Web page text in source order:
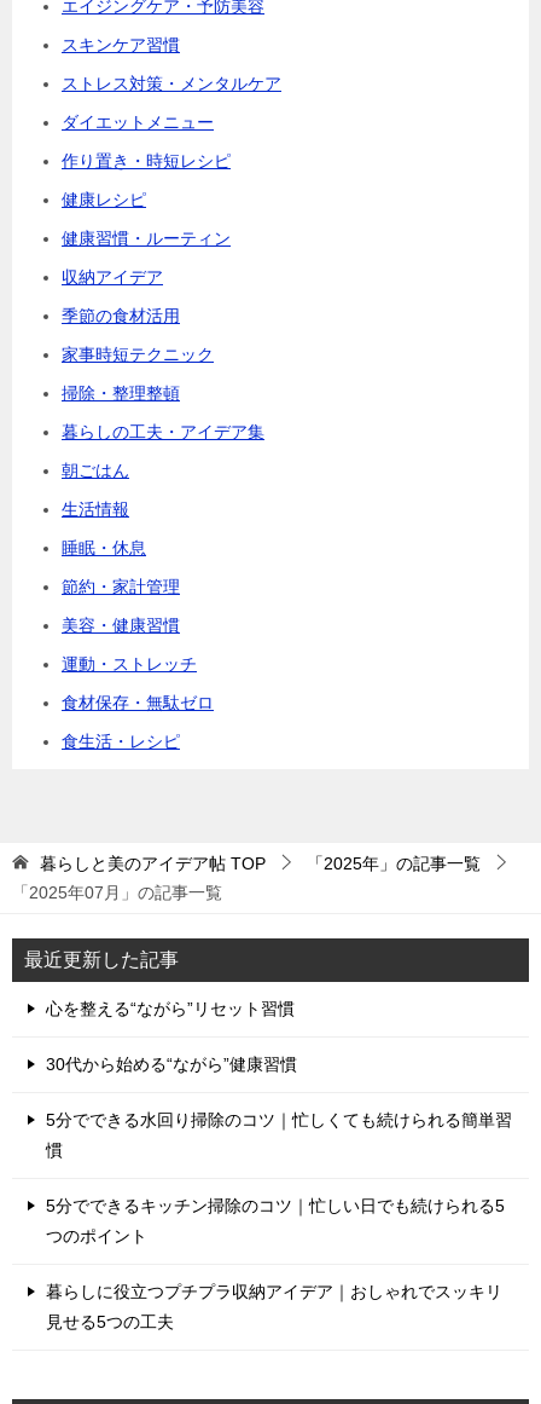
エイジングケア・予防美容
スキンケア習慣
ストレス対策・メンタルケア
ダイエットメニュー
作り置き・時短レシピ
健康レシピ
健康習慣・ルーティン
収納アイデア
季節の食材活用
家事時短テクニック
掃除・整理整頓
暮らしの工夫・アイデア集
朝ごはん
生活情報
睡眠・休息
節約・家計管理
美容・健康習慣
運動・ストレッチ
食材保存・無駄ゼロ
食生活・レシピ
暮らしと美のアイデア帖 TOP
「2025年」の記事一覧
「2025年07月」の記事一覧
最近更新した記事
心を整える“ながら”リセット習慣
30代から始める“ながら”健康習慣
5分でできる水回り掃除のコツ｜忙しくても続けられる簡単習
慣
5分でできるキッチン掃除のコツ｜忙しい日でも続けられる5
つのポイント
暮らしに役立つプチプラ収納アイデア｜おしゃれでスッキリ
見せる5つの工夫